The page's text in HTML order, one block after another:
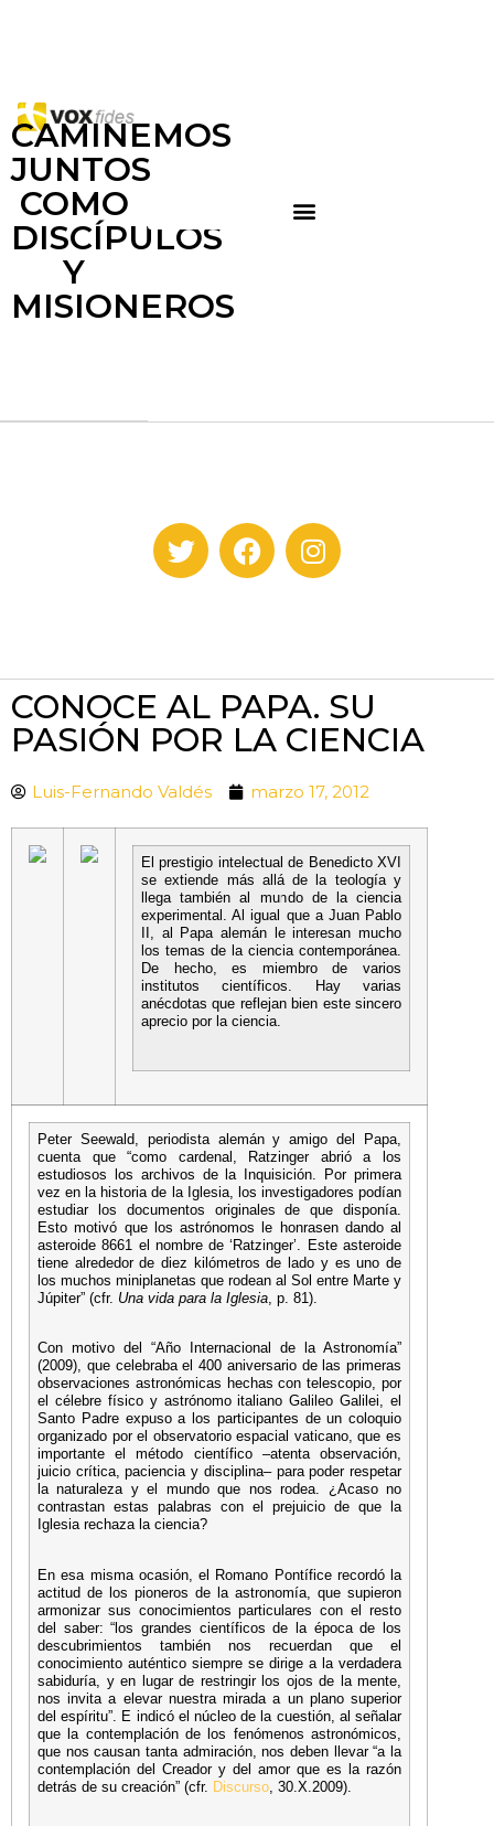
CAMINEMOS
JUNTOS
COMO
DISCÍPULOS
Y
MISIONEROS
CONOCE AL PAPA. SU
PASIÓN POR LA CIENCIA
Luis-Fernando Valdés marzo 17, 2012
El prestigio intelectual de Benedicto XVI
se extiende más allá de la teología y
llega también al mundo de la ciencia
experimental. Al igual que a Juan Pablo
II, al Papa alemán le interesan mucho
los temas de la ciencia contemporánea.
De hecho, es miembro de varios
institutos científicos. Hay varias
anécdotas que reflejan bien este sincero
aprecio por la ciencia.
Peter Seewald, periodista alemán y amigo del Papa,
cuenta que “como cardenal, Ratzinger abrió a los
estudiosos los archivos de la Inquisición. Por primera
vez en la historia de la Iglesia, los investigadores podían
estudiar los documentos originales de que disponía.
Esto motivó que los astrónomos le honrasen dando al
asteroide 8661 el nombre de ‘Ratzinger’. Este asteroide
tiene alrededor de diez kilómetros de lado y es uno de
los muchos miniplanetas que rodean al Sol entre Marte y
Júpiter” (cfr. Una vida para la Iglesia , p. 81).
Con motivo del “Año Internacional de la Astronomía”
(2009), que celebraba el 400 aniversario de las primeras
observaciones astronómicas hechas con telescopio, por
el célebre físico y astrónomo italiano Galileo Galilei, el
Santo Padre expuso a los participantes de un coloquio
organizado por el observatorio espacial vaticano, que es
importante el método científico –atenta observación,
juicio crítica, paciencia y disciplina– para poder respetar
la naturaleza y el mundo que nos rodea. ¿Acaso no
contrastan estas palabras con el prejuicio de que la
Iglesia rechaza la ciencia?
En esa misma ocasión, el Romano Pontífice recordó la
actitud de los pioneros de la astronomía, que supieron
armonizar sus conocimientos particulares con el resto
del saber: “los grandes científicos de la época de los
descubrimientos también nos recuerdan que el
conocimiento auténtico siempre se dirige a la verdadera
sabiduría, y en lugar de restringir los ojos de la mente,
nos invita a elevar nuestra mirada a un plano superior
del espíritu”. E indicó el núcleo de la cuestión, al señalar
que la contemplación de los fenómenos astronómicos,
que nos causan tanta admiración, nos deben llevar “a la
contemplación del Creador y del amor que es la razón
detrás de su creación” (cfr. Discurso , 30.X.2009).